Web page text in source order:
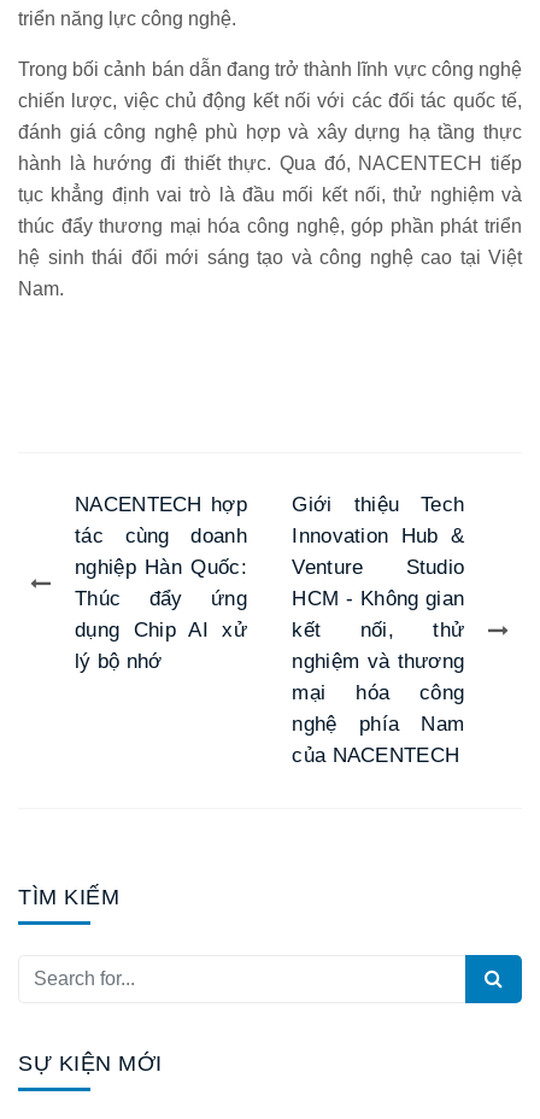
triển năng lực công nghệ.
Trong bối cảnh bán dẫn đang trở thành lĩnh vực công nghệ
chiến lược, việc chủ động kết nối với các đối tác quốc tế,
đánh giá công nghệ phù hợp và xây dựng hạ tầng thực
hành là hướng đi thiết thực. Qua đó, NACENTECH tiếp
tục khẳng định vai trò là đầu mối kết nối, thử nghiệm và
thúc đẩy thương mại hóa công nghệ, góp phần phát triển
hệ sinh thái đổi mới sáng tạo và công nghệ cao tại Việt
Nam.
NACENTECH hợp
tác cùng doanh
nghiệp Hàn Quốc:
Thúc đẩy ứng
dụng Chip AI xử
lý bộ nhớ
Giới thiệu Tech
Innovation Hub &
Venture Studio
HCM - Không gian
kết nối, thử
nghiệm và thương
mại hóa công
nghệ phía Nam
của NACENTECH
TÌM KIẾM
SỰ KIỆN MỚI